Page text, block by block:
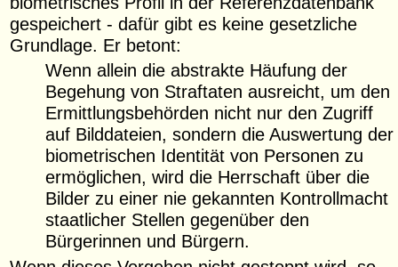
gespeichert - dafür gibt es keine gesetzliche
Grundlage. Er betont:
Wenn allein die abstrakte Häufung der
Begehung von Straftaten ausreicht, um den
Ermittlungsbehörden nicht nur den Zugriff
auf Bilddateien, sondern die Auswertung der
biometrischen Identität von Personen zu
ermöglichen, wird die Herrschaft über die
Bilder zu einer nie gekannten Kontrollmacht
staatlicher Stellen gegenüber den
Bürgerinnen und Bürgern.